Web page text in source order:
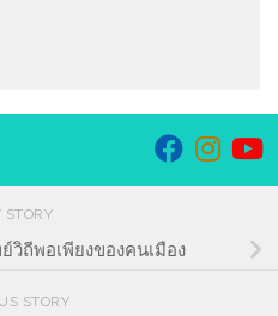
STORY
วิถีพอเพียงของคนเมือง
STORY